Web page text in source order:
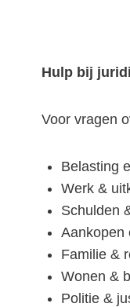
Hulp bij
Voor vragen
Belasting
Werk &
Schulden
Aankopen
Familie &
Wonen &
Politie &